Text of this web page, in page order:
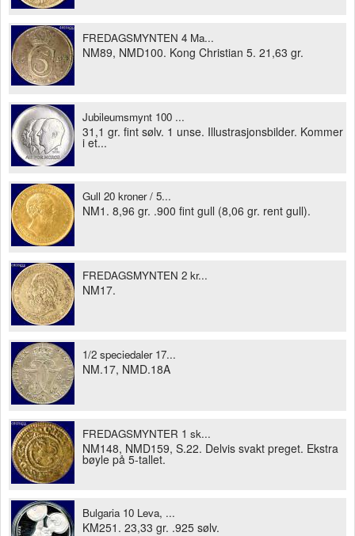
FREDAGSMYNTEN 4 Ma...
NM89, NMD100. Kong Christian 5. 21,63 gr.
Jubileumsmynt 100 ...
31,1 gr. fint sølv. 1 unse. Illustrasjonsbilder. Kommer
i et...
Gull 20 kroner / 5...
NM1. 8,96 gr. .900 fint gull (8,06 gr. rent gull).
FREDAGSMYNTEN 2 kr...
NM17.
1/2 speciedaler 17...
NM.17, NMD.18A
FREDAGSMYNTER 1 sk...
NM148, NMD159, S.22. Delvis svakt preget. Ekstra
bøyle på 5-tallet.
Bulgaria 10 Leva, ...
KM251. 23,33 gr. .925 sølv.